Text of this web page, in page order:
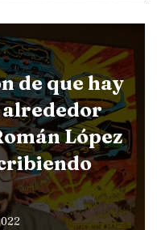
de que hay
alrededor
López